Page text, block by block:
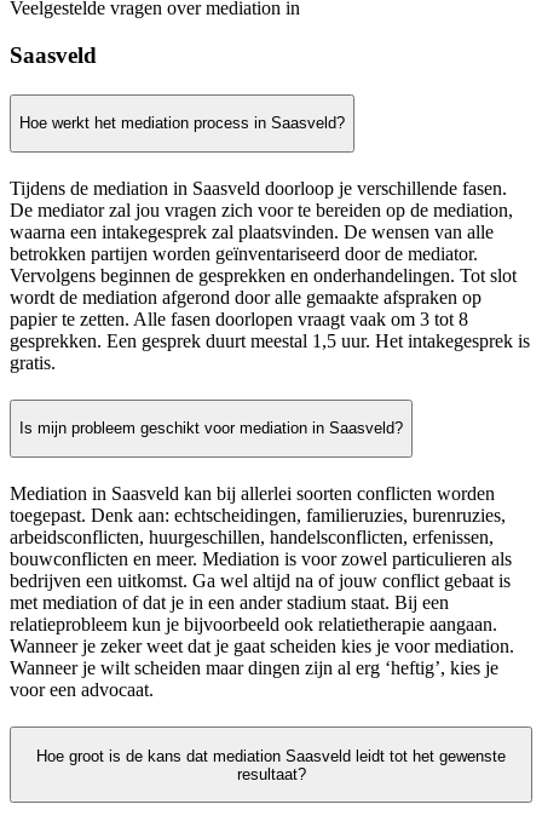
Veelgestelde vragen over mediation in
Saasveld
Hoe werkt het mediation process in Saasveld?
Tijdens de mediation in Saasveld doorloop je verschillende fasen.
De mediator zal jou vragen zich voor te bereiden op de mediation,
waarna een intakegesprek zal plaatsvinden. De wensen van alle
betrokken partijen worden geïnventariseerd door de mediator.
Vervolgens beginnen de gesprekken en onderhandelingen. Tot slot
wordt de mediation afgerond door alle gemaakte afspraken op
papier te zetten. Alle fasen doorlopen vraagt vaak om 3 tot 8
gesprekken. Een gesprek duurt meestal 1,5 uur. Het intakegesprek is
gratis.
Is mijn probleem geschikt voor mediation in Saasveld?
Mediation in Saasveld kan bij allerlei soorten conflicten worden
toegepast. Denk aan: echtscheidingen, familieruzies, burenruzies,
arbeidsconflicten, huurgeschillen, handelsconflicten, erfenissen,
bouwconflicten en meer. Mediation is voor zowel particulieren als
bedrijven een uitkomst. Ga wel altijd na of jouw conflict gebaat is
met mediation of dat je in een ander stadium staat. Bij een
relatieprobleem kun je bijvoorbeeld ook relatietherapie aangaan.
Wanneer je zeker weet dat je gaat scheiden kies je voor mediation.
Wanneer je wilt scheiden maar dingen zijn al erg ‘heftig’, kies je
voor een advocaat.
Hoe groot is de kans dat mediation Saasveld leidt tot het gewenste
resultaat?